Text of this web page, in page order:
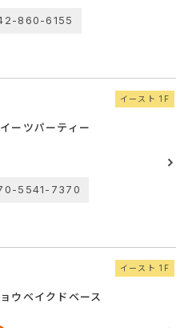
860-6155
ーツパーティー
イースト 1F
5541-7370
ウベイクドベース
イースト 1F